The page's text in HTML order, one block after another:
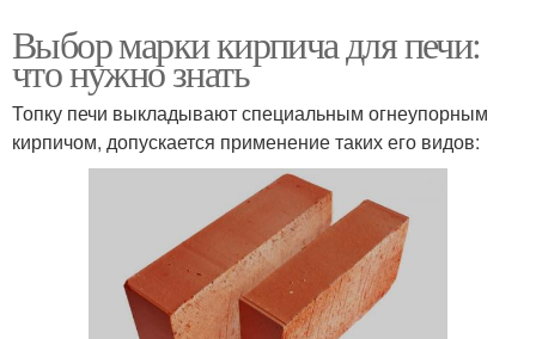
Выбор марки кирпича для печи:
что нужно знать
Топку печи выкладывают специальным огнеупорным
кирпичом, допускается применение таких его видов: